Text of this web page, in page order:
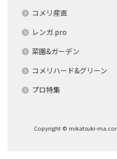
コメリ産直
レンガ.pro
菜園&ガーデン
コメリハード&グリーン
プロ特集
Copyright © mikatsuki-